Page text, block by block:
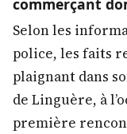
Selon les
police, les faits
plaignant dans
de Linguère, à
première